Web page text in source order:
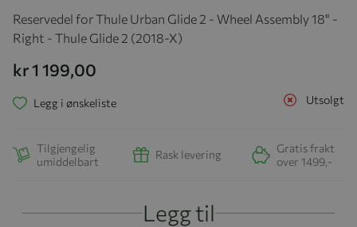
Reservedel for Thule Urban Glide 2 - Wheel Assembly 18" -
Right - Thule Glide 2 (2018-X)
kr 1 199,00
Utsolgt
Legg i ønskeliste
Tilgjengelig
umiddelbart
Rask levering
Gratis frakt
over 1499,-
Legg til